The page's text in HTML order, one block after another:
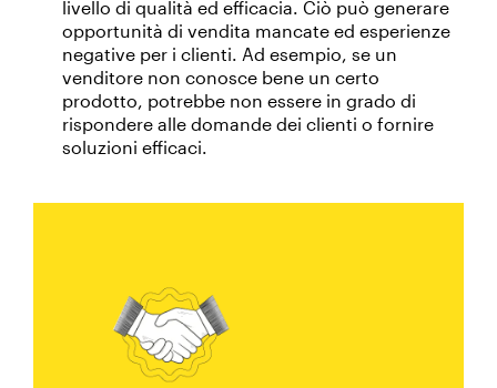
livello di qualità ed efficacia. Ciò può generare
opportunità di vendita mancate ed esperienze
negative per i clienti. Ad esempio, se un
venditore non conosce bene un certo
prodotto, potrebbe non essere in grado di
rispondere alle domande dei clienti o fornire
soluzioni efficaci.